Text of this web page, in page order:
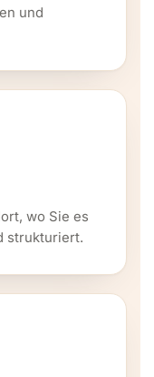
und
wo Sie es
strukturiert.